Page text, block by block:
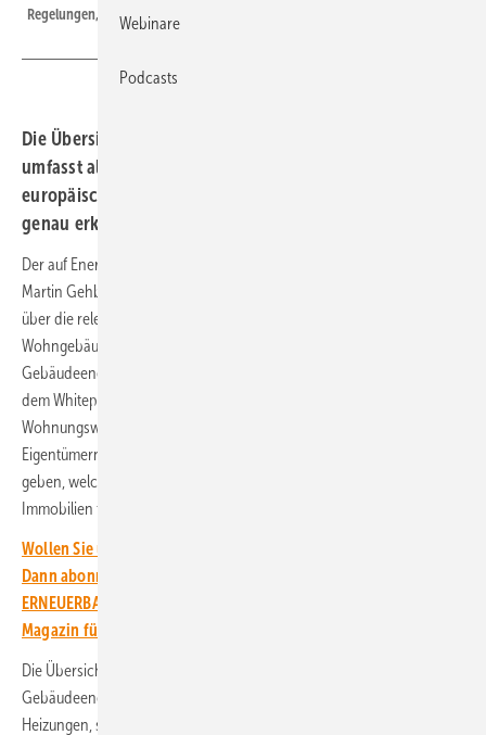
Regelungen, die eingehalten werden müssen.
Die Übersicht richtet sich an Immobilieneigentümer und
umfasst alle Regelungen auf Bundes- und auf
europäischer Ebene. Damit können Hauseigentümer
genau erkennen, welche Gesetze für sie relevant sind.
Der auf Energierecht und erneuerbare Energien spezialisierte Anwalt
Martin Gehbald hat im Auftrag von Ampeers Energy eine Übersicht
über die relevanten energierechtlichen Rahmenbedingungen für
Wohngebäude erstellt. Apeers Energy hat sich auf die Planung von
Gebäudeenergiesystemen und Mieterstromprojekten spezialisiert. Mit
dem Whitepaper „Energierechtliche Entwicklungen für die
Wohnungswirtschaft“ will das Unternehmen unter anderem den
Eigentümern von Mehrfamilienhäusern Informationen an die Hand
geben, welche Vorgaben sie einhalten müssen und wie sie ihre
Immobilien fit für ein modernes Energiesystem machen können.
Wollen Sie über die Energiewende auf dem Laufenden bleiben?
Dann abonnieren Sie einfach den kostenlosen Newsletter von
ERNEUERBARE ENERGIEN – dem größten verbandsunabhängigen
Magazin für erneuerbare Energien in Deutschland!
Die Übersicht umfasst nicht nur das deutsche Klimagesetz, das
Gebäudeenergiegesetz mit den Regelungen zum Einbau von
Heizungen, sondern auch europäische Regelungen wie das
Webinare
Podcasts